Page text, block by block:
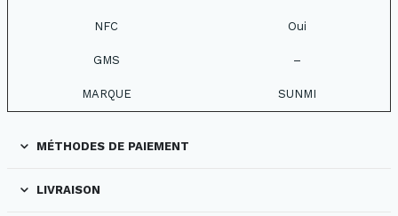
NFC Oui
GMS –
MARQUE SUNMI
MÉTHODES DE PAIEMENT
LIVRAISON